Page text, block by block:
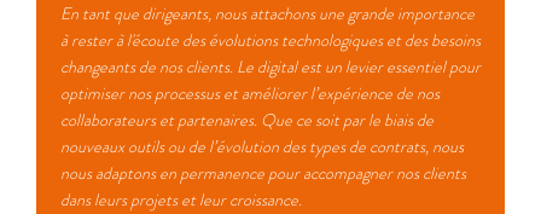
En tant que dirigeants, nous attachons une grande importance
à rester à l'écoute des évolutions technologiques et des besoins
changeants de nos clients. Le digital est un levier essentiel pour
optimiser nos processus et améliorer l’expérience de nos
collaborateurs et partenaires. Que ce soit par le biais de
nouveaux outils ou de l’évolution des types de contrats, nous
nous adaptons en permanence pour accompagner nos clients
dans leurs projets et leur croissance.